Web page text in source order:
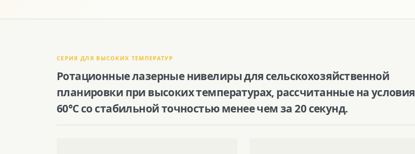
СЕРИЯ ДЛЯ ВЫСОКИХ ТЕМПЕРАТУР
Ротационные лазерные нивелиры для сельскохозяйственной
планировки при высоких температурах, рассчитанные на условия
60°C со стабильной точностью менее чем за 20 секунд.